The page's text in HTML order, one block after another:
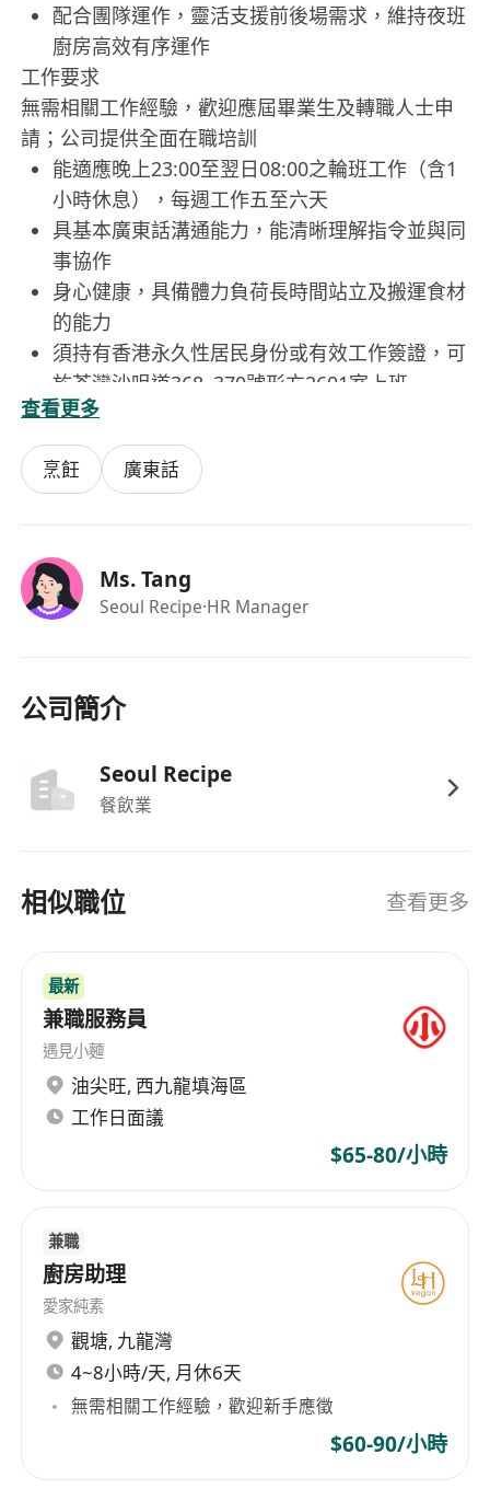
配合團隊運作，靈活支援前後場需求，維持夜班
廚房高效有序運作
工作要求
無需相關工作經驗，歡迎應屆畢業生及轉職人士申
請；公司提供全面在職培訓
能適應晚上23:00至翌日08:00之輪班工作（含1
小時休息），每週工作五至六天
具基本廣東話溝通能力，能清晰理解指令並與同
事協作
身心健康，具備體力負荷長時間站立及搬運食材
的能力
須持有香港永久性居民身份或有效工作簽證，可
於荃灣沙咀道368–370號形方2601室上班
福利
月薪港幣$18,000–$19,000，按實際經驗及表現調整
每月享6天固定假期，另加10天有薪年假
查看更多
查看更多
烹飪 廣東話
Ms. Tang
Seoul Recipe·HR Manager
公司簡介
Seoul Recipe
餐飲業
相似職位 查看更多
最新
兼職服務員
遇見小麵
油尖旺, 西九龍填海區
工作日面議
$65-80/小時
兼職
廚房助理
愛家純素
觀塘, 九龍灣
4~8小時/天, 月休6天
無需相關工作經驗，歡迎新手應徵
$60-90/小時